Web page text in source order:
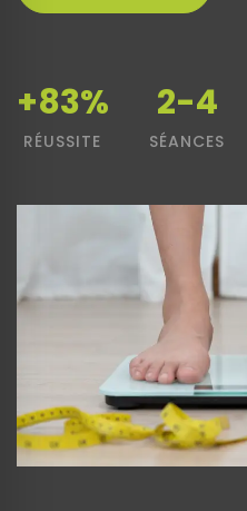
+83%
RÉUSSITE
2-4
SÉANCES